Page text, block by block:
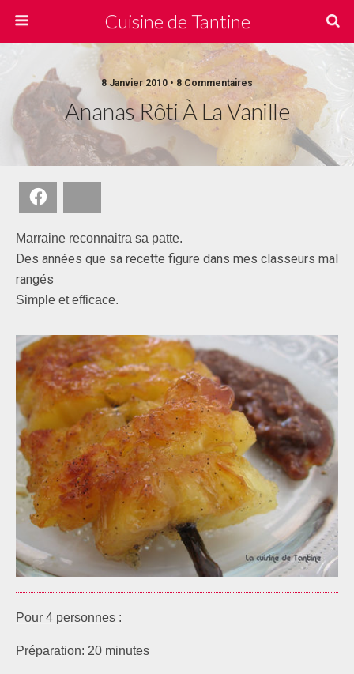
Cuisine de Tantine
8 Janvier 2010 • 8 Commentaires
Ananas Rôti À La Vanille
Marraine reconnaitra sa patte.
Des années que sa recette figure dans mes classeurs mal
rangés
Simple et efficace.
Pour 4 personnes :
Préparation: 20 minutes